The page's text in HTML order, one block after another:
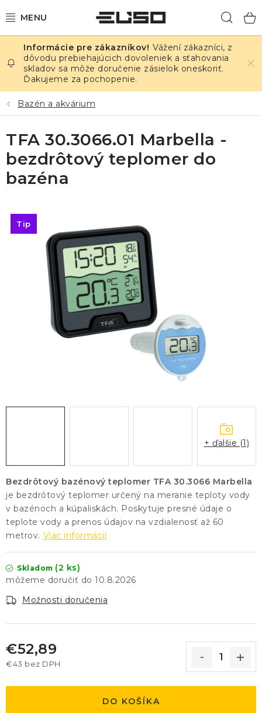
na
ELEKTRINA
TEPLOTA A VLHKOSŤ
TLAK A ÚNIKY
ZÁZNAMNÍKY
KALIBRÁCIA
OSTATNÉ
KONTAKTY
Slovník pojmov
Vážení zákazníci, z
dôvodu prebiehajúcich dovoleniek a sťahovania
skladov sa môže doručenie zásielok oneskoriť.
Ďakujeme za pochopenie.
Bazén a akvárium
Bezdrôtový bazénový teplomer TFA 30.3066 Marbella
je bezdrôtový teplomer určený na meranie teploty vody
v bazénoch a kúpaliskách. Poskytuje presné údaje o
teplote vody a prenos údajov na vzdialenosť až 60
metrov. Viac informácií
Skladom (2 ks)
10.8.2026
Možnosti doručenia
€52,89
€43 bez DPH
DO KOŠÍKA
TFA 30.3066.01 Marbella -
bezdrôtový teplomer do
bazéna
Tip
+ ďalšie (1)